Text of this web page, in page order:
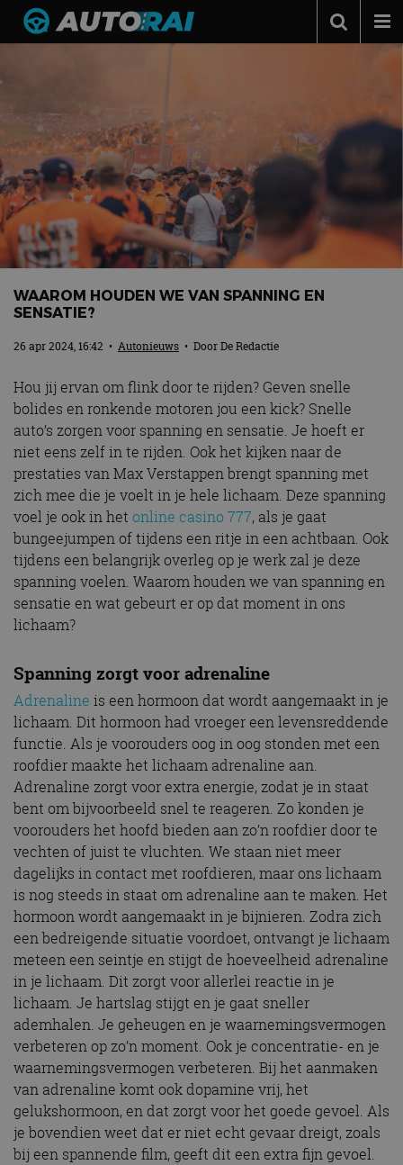
Autotests
Automerken
Adverteren
Contact
MotorRAI.nl
WAAROM HOUDEN WE VAN SPANNING EN
SENSATIE?
26 apr 2024, 16:42 • Autonieuws • DoorDe Redactie
Hou jij ervan om flink door te rijden? Geven snelle
bolides en ronkende motoren jou een kick? Snelle
auto’s zorgen voor spanning en sensatie. Je hoeft er
niet eens zelf in te rijden. Ook het kijken naar de
prestaties van Max Verstappen brengt spanning met
zich mee die je voelt in je hele lichaam. Deze spanning
voel je ook in het online casino 777, als je gaat
bungeejumpen of tijdens een ritje in een achtbaan. Ook
tijdens een belangrijk overleg op je werk zal je deze
spanning voelen. Waarom houden we van spanning en
sensatie en wat gebeurt er op dat moment in ons
lichaam?
Spanning zorgt voor adrenaline
Adrenaline is een hormoon dat wordt aangemaakt in je
lichaam. Dit hormoon had vroeger een levensreddende
functie. Als je voorouders oog in oog stonden met een
roofdier maakte het lichaam adrenaline aan.
Adrenaline zorgt voor extra energie, zodat je in staat
bent om bijvoorbeeld snel te reageren. Zo konden je
voorouders het hoofd bieden aan zo’n roofdier door te
vechten of juist te vluchten. We staan niet meer
dagelijks in contact met roofdieren, maar ons lichaam
is nog steeds in staat om adrenaline aan te maken. Het
hormoon wordt aangemaakt in je bijnieren. Zodra zich
een bedreigende situatie voordoet, ontvangt je lichaam
meteen een seintje en stijgt de hoeveelheid adrenaline
in je lichaam. Dit zorgt voor allerlei reactie in je
lichaam. Je hartslag stijgt en je gaat sneller
ademhalen. Je geheugen en je waarnemingsvermogen
verbeteren op zo’n moment. Ook je concentratie- en je
waarnemingsvermogen verbeteren. Bij het aanmaken
van adrenaline komt ook dopamine vrij, het
gelukshormoon, en dat zorgt voor het goede gevoel. Als
je bovendien weet dat er niet echt gevaar dreigt, zoals
bij een spannende film, geeft dit een extra fijn gevoel.